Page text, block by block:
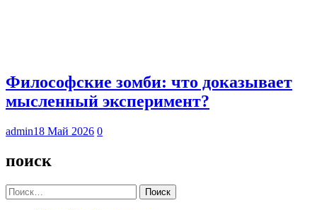
Философские зомби: что доказывает
мысленный эксперимент?
admin18 Май 2026 0
поиск
Найти: